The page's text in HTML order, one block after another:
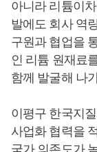
아니라 리튬이
발에도 회사 역
구원과 협업을
인 리튬 원재료
함께 발굴해 나
이평구 한국지
사업화 협력을
국가 의존도가